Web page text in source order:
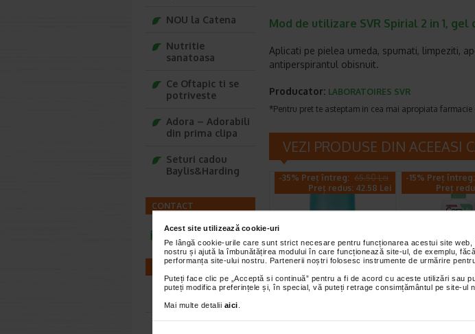
Acest site utilizează cookie-uri
Pe lângă cookie-urile care sunt strict necesare pentru funcționarea acestui site
nostru și ajută la îmbunătățirea modului în care funcționează site-ul, de exemplu,
performanța site-ului nostru. Partenerii noștri folosesc instrumente de urmărire
Puteți face clic pe „Acceptă si continuă” pentru a fi de acord cu aceste utilizări sau
puteți modifica preferințele și, în special, vă puteți retrage consimțământul pe site-ul
Mai multe detalii aici
Mod de utilizare SVR Spirial 2 in 1,
Aplicati pe pielea umeda, spumati, limpeziti,
antiperspirantul obisnuit.
Producator: LABORATOIRES SVR
*Pentru pret te asteptam in cea mai apropiata farmacie
VEZI PRODUSE DIN ACEEASI
-35% Preț întreg: 65.50 Lei
Preț redus: 42.58 Lei
VICHY-Deo D.T.Roll-
on antipers.efic.48h
-15% Preț întreg:
Preț
Gel de
spumant,
NOU la Catena
Nutritie
sanatoasa
Ce Oftapic ti se
potriveste
Adora – Adorabili
din prima clipa
Seturi cadou
Baylis&Harding
CONTACT
FARMACII